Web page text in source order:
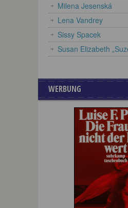
Milena Jesenská
Lena Vandrey
Sissy Spacek
Susan Elizabeth
WERBUNG